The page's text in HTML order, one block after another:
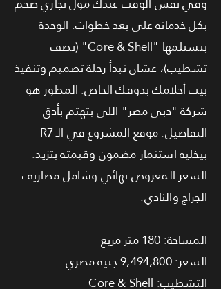
بكل خدماته على بعد خطوات. الوحدة
بتستلمها "Core & Shell" (نصف
تشطيب)، عشان تبدأ رحلة تصميم وتنفيذ
بيت أحلامك بذوقك الخاص. المطور هو
شركة "دبي مصر" اللي بتهتم بأدق
التفاصيل. موقع المشروع في الـ R7
بيخليه استثمار مضمون وقيمته بتزيد.
السعر المعروض نهائي وشامل مصاريف
الجراج والنادي.
المساحة: 180 متر مربع
السعر: 9,494,800 جنيه مصري
التشطيب: Core & Shell